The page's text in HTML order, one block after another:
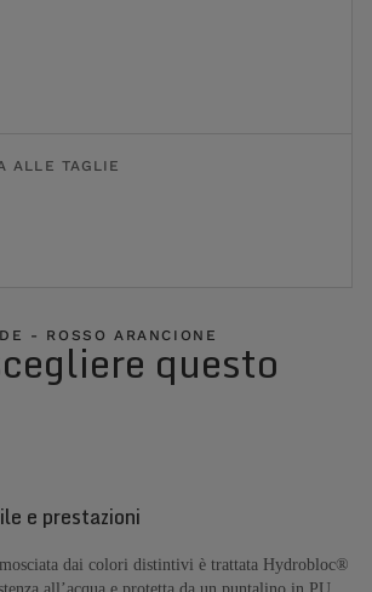
ALLE TAGLIE
- ROSSO ARANCIONEquesto
e prestazioni
dai colori distintivi è trattata Hydrobloc®